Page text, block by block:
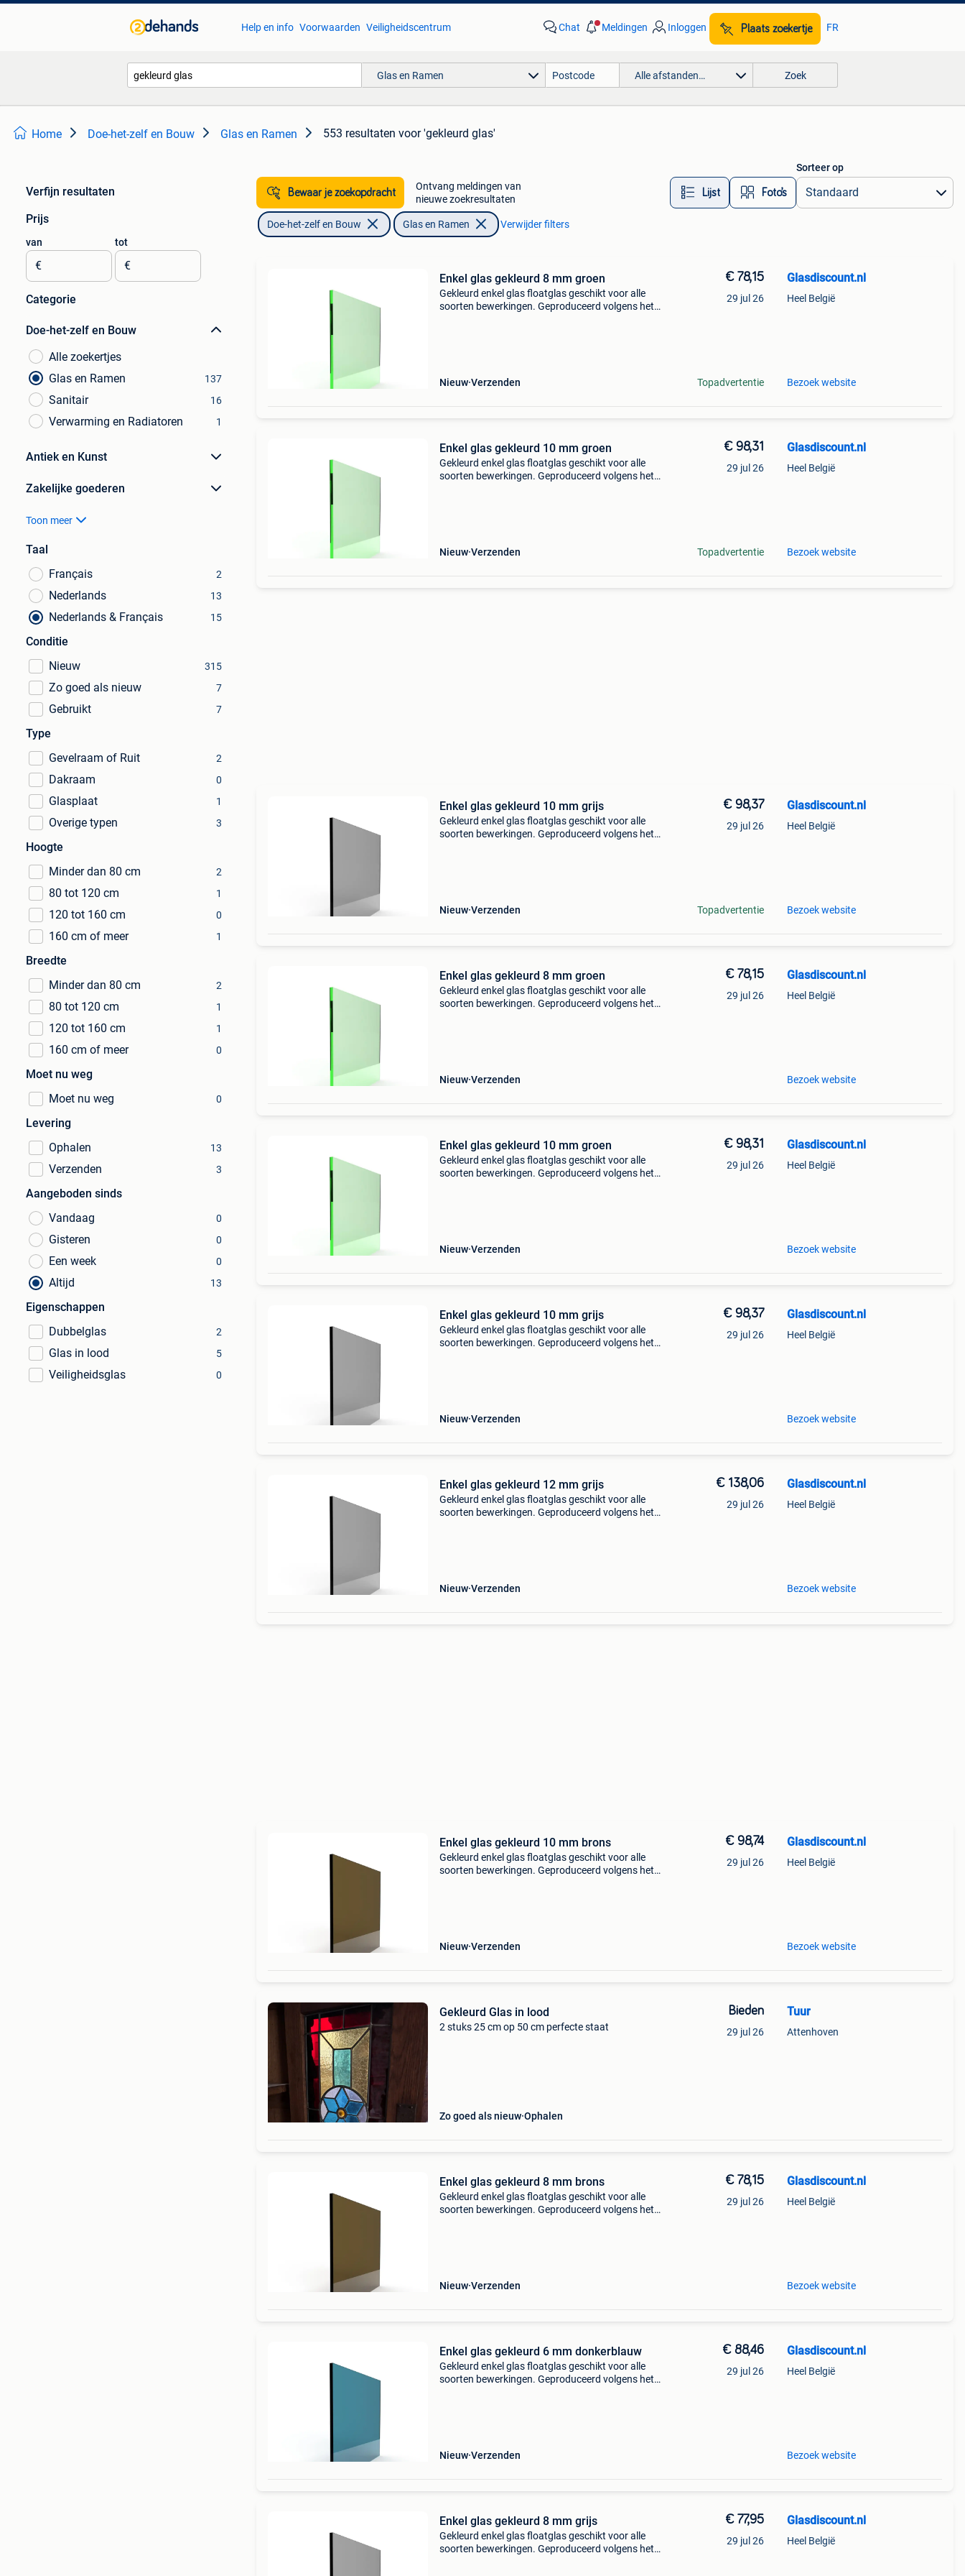
Help en info Voorwaarden Veiligheidscentrum Chat Meldingen Inloggen Plaats zoekertje FR
Glas en Ramen Alle afstanden… Zoek
Home Doe-het-zelf en Bouw Glas en Ramen 553 resultaten voor 'gekleurd glas'
Verfijn resultaten
Prijs
van
€
tot
€
Categorie
Doe-het-zelf en Bouw
Alle zoekertjes
Glas en Ramen
137
Sanitair 16
Verwarming en Radiatoren 1
Antiek en Kunst
Zakelijke goederen
Toon meer
Taal
Français
2
Nederlands 13
Nederlands & Français 15
Conditie
Nieuw
315
Zo goed als nieuw 7
Gebruikt 7
Type
Gevelraam of Ruit
2
Dakraam 0
Glasplaat 1
Overige typen 3
Hoogte
Minder dan 80 cm
2
80 tot 120 cm 1
120 tot 160 cm 0
160 cm of meer 1
Breedte
Minder dan 80 cm
2
80 tot 120 cm 1
120 tot 160 cm 1
160 cm of meer 0
Moet nu weg
Moet nu weg
0
Levering
Ophalen
13
Verzenden 3
Aangeboden sinds
Vandaag
0
Gisteren 0
Een week 0
Altijd 13
Eigenschappen
Dubbelglas
2
Glas in lood 5
Veiligheidsglas 0
Bewaar je zoekopdracht
Ontvang meldingen van
nieuwe zoekresultaten
Lijst Foto’s
Sorteer op
Doe-het-zelf en Bouw Glas en Ramen Verwijder filters
Enkel glas gekleurd 8 mm groen
Gekleurd enkel glas floatglas geschikt voor alle
soorten bewerkingen. Geproduceerd volgens het
Nieuw Verzenden
€ 78,15
29 jul 26
Topadvertentie
Glasdiscount.nl
Heel België
Bezoek website
Enkel glas gekleurd 10 mm groen
Gekleurd enkel glas floatglas geschikt voor alle
soorten bewerkingen. Geproduceerd volgens het
Nieuw Verzenden
€ 98,31
29 jul 26
Topadvertentie
Glasdiscount.nl
Heel België
Bezoek website
Enkel glas gekleurd 10 mm grijs
Gekleurd enkel glas floatglas geschikt voor alle
soorten bewerkingen. Geproduceerd volgens het
Nieuw Verzenden
€ 98,37
29 jul 26
Topadvertentie
Glasdiscount.nl
Heel België
Bezoek website
Enkel glas gekleurd 8 mm groen
Gekleurd enkel glas floatglas geschikt voor alle
soorten bewerkingen. Geproduceerd volgens het
Nieuw Verzenden
€ 78,15
29 jul 26
Glasdiscount.nl
Heel België
Bezoek website
Enkel glas gekleurd 10 mm groen
Gekleurd enkel glas floatglas geschikt voor alle
soorten bewerkingen. Geproduceerd volgens het
Nieuw Verzenden
€ 98,31
29 jul 26
Glasdiscount.nl
Heel België
Bezoek website
Enkel glas gekleurd 10 mm grijs
Gekleurd enkel glas floatglas geschikt voor alle
soorten bewerkingen. Geproduceerd volgens het
Nieuw Verzenden
€ 98,37
29 jul 26
Glasdiscount.nl
Heel België
Bezoek website
Enkel glas gekleurd 12 mm grijs
Gekleurd enkel glas floatglas geschikt voor alle
soorten bewerkingen. Geproduceerd volgens het
Nieuw Verzenden
€ 138,06
29 jul 26
Glasdiscount.nl
Heel België
Bezoek website
Enkel glas gekleurd 10 mm brons
Gekleurd enkel glas floatglas geschikt voor alle
soorten bewerkingen. Geproduceerd volgens het
Nieuw Verzenden
€ 98,74
29 jul 26
Glasdiscount.nl
Heel België
Bezoek website
Gekleurd Glas in lood
2 stuks 25 cm op 50 cm perfecte staat
Zo goed als nieuw Ophalen
Bieden
29 jul 26
Tuur
Attenhoven
Enkel glas gekleurd 8 mm brons
Gekleurd enkel glas floatglas geschikt voor alle
soorten bewerkingen. Geproduceerd volgens het
Nieuw Verzenden
€ 78,15
29 jul 26
Glasdiscount.nl
Heel België
Bezoek website
Enkel glas gekleurd 6 mm donkerblauw
Gekleurd enkel glas floatglas geschikt voor alle
soorten bewerkingen. Geproduceerd volgens het
Nieuw Verzenden
€ 88,46
29 jul 26
Glasdiscount.nl
Heel België
Bezoek website
Enkel glas gekleurd 8 mm grijs
Gekleurd enkel glas floatglas geschikt voor alle
soorten bewerkingen. Geproduceerd volgens het
€ 77,95
29 jul 26
Glasdiscount.nl
Heel België